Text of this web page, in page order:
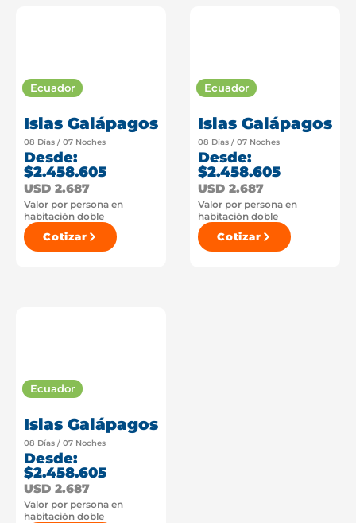
Ecuador
Islas Galápagos
08 Días / 07 Noches
Desde:
$2.458.605
USD 2.687
Valor por persona en
habitación doble
Cotizar
Ecuador
Islas Galápagos
08 Días / 07 Noches
Desde:
$2.458.605
USD 2.687
Valor por persona en
habitación doble
Cotizar
Ecuador
Islas Galápagos
08 Días / 07 Noches
Desde:
$2.458.605
USD 2.687
Valor por persona en
habitación doble